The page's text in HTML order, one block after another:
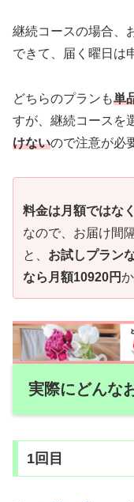
継続コースの場合、
できて、届く曜日は
どちらのプランも単
すが、継続コースを
けないので注意が必
料金は月額ではな
なので、お届け間
と、 お試しプラン
なら月額10920円
実際にどんな
1回目